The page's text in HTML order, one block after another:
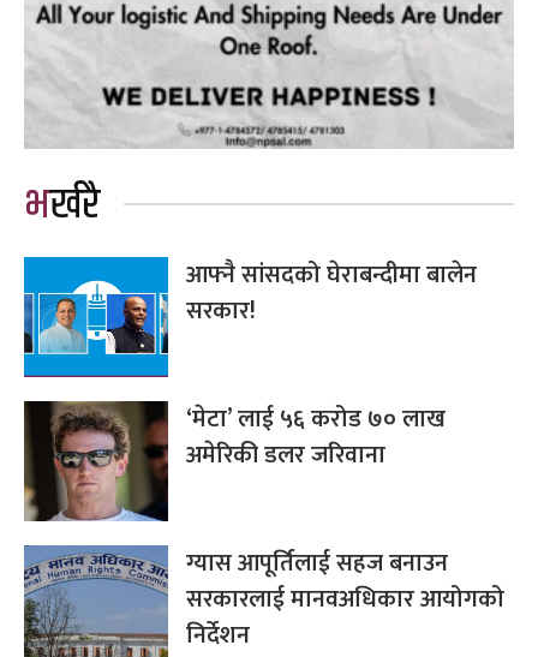
भर्खरै
आफ्नै सांसदको घेराबन्दीमा बालेन
सरकार!
‘मेटा’ लाई ५६ करोड ७० लाख
अमेरिकी डलर जरिवाना
ग्यास आपूर्तिलाई सहज बनाउन
सरकारलाई मानवअधिकार आयोगको
निर्देशन